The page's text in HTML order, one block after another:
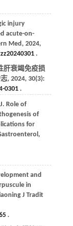
injury
acute-on-
Med, 2024,
.
肝衰竭免疫损
, 2024, 30(3):
0301.
. Role of
of
for
,
and
in
J Tradit
.